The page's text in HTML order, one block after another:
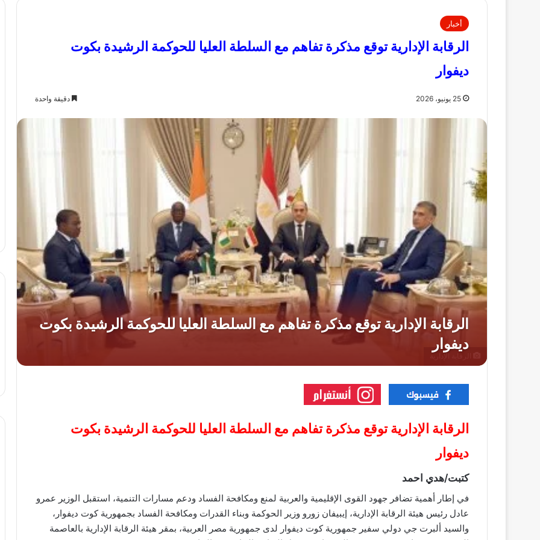
أخبار
الرقابة الإدارية توقع مذكرة تفاهم مع السلطة العليا للحوكمة الرشيدة بكوت
ديفوار
25 يونيو، 2026 دقيقة واحدة
الرقابة الإدارية
الرقابة الإدارية توقع مذكرة تفاهم مع السلطة العليا للحوكمة الرشيدة بكوت
ديفوار
كتبت/هدي احمد
في إطار أهمية تضافر جهود القوى الإقليمية والعربية لمنع ومكافحة الفساد ودعم مسارات التنمية، استقبل الوزير عمرو
عادل رئيس هيئة الرقابة الإدارية، إيبيفان زورو وزير الحوكمة وبناء القدرات ومكافحة الفساد بجمهورية كوت ديفوار،
والسيد ألبرت جي دولي سفير جمهورية كوت ديفوار لدى جمهورية مصر العربية، بمقر هيئة الرقابة الإدارية بالعاصمة